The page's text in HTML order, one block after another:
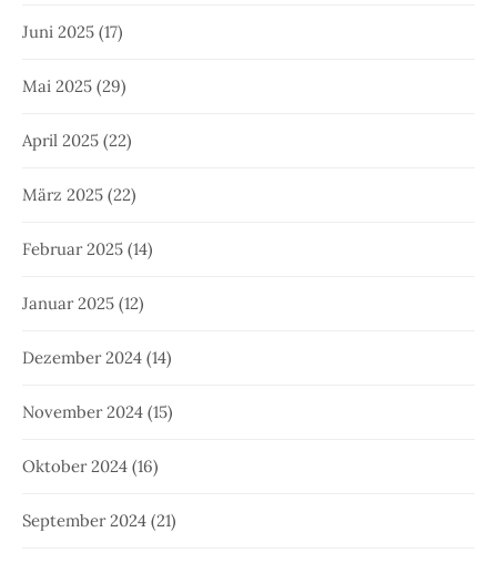
Juni 2025 (17)
Mai 2025 (29)
April 2025 (22)
März 2025 (22)
Februar 2025 (14)
Januar 2025 (12)
Dezember 2024 (14)
November 2024 (15)
Oktober 2024 (16)
September 2024 (21)